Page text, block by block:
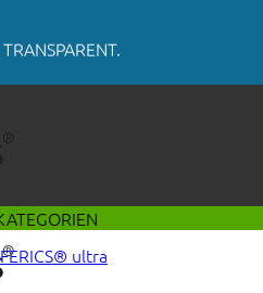
AB € 5,50
RECHNUNG
ultra